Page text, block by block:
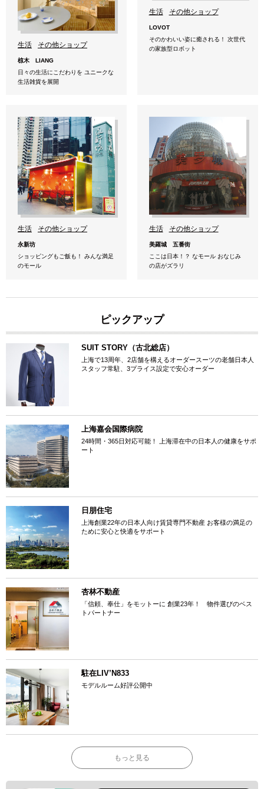
生活 その他ショップ
椋木 LIANG
日々の生活にこだわりを ユニークな
生活雑貨を展開
生活 その他ショップ
LOVOT
そのかわいい姿に癒される！ 次世代
の家族型ロボット
生活 その他ショップ
永新坊
ショッピングもご飯も！ みんな満足
のモール
生活 その他ショップ
美羅城 五番街
ここは日本！？ なモール おなじみ
の店がズラリ
ピックアップ
SUIT STORY（古北総店）
上海で13周年、2店舗を構えるオーダースーツの老舗日本人
スタッフ常駐、3プライス設定で安心オーダー
上海嘉会国際病院
24時間・365日対応可能！ 上海滞在中の日本人の健康をサポ
ート
日朋住宅
上海創業22年の日本人向け賃貸専門不動産 お客様の満足の
ために安心と快適をサポート
杏林不動産
「信頼、奉仕」をモットーに 創業23年！ 物件選びのベス
トパートナー
駐在LIV’N833
モデルルーム好評公開中
もっと見る